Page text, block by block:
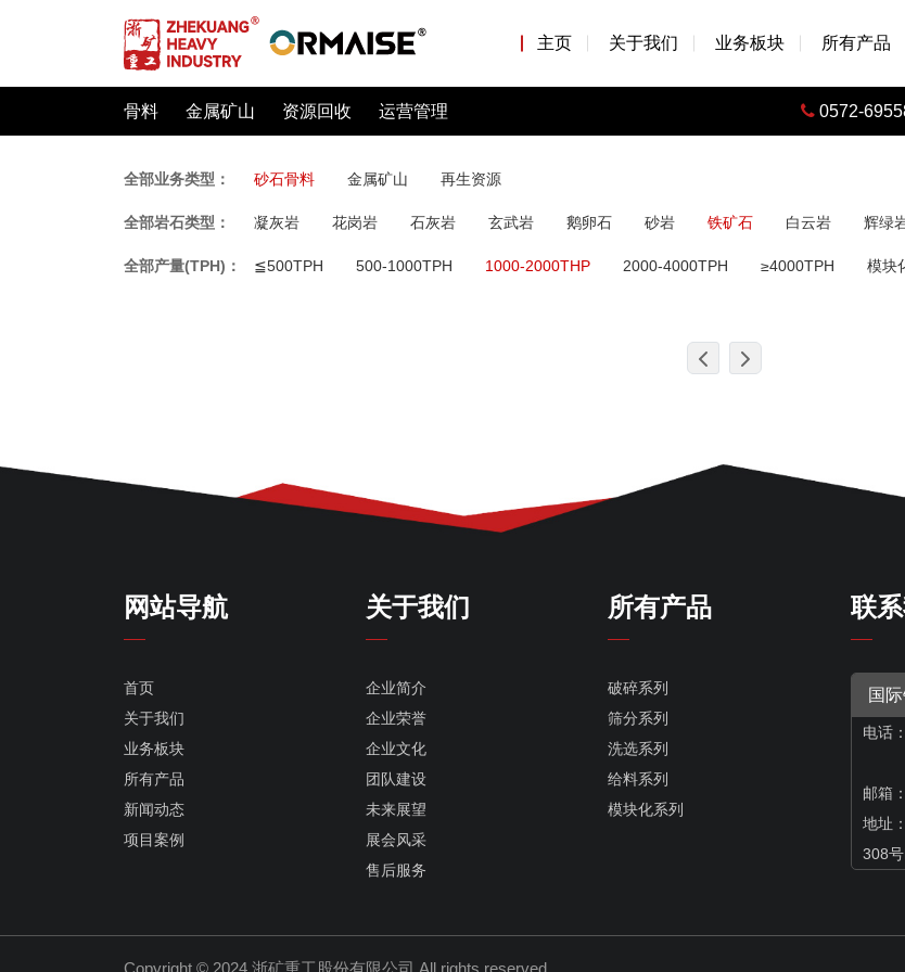
主页 关于我们 业务板块 所有产品
骨料 金属矿山 资源回收 运营管理 0572-
全部业务类型： 砂石骨料 金属矿山 再生资源
全部岩石类型： 凝灰岩 花岗岩 石灰岩 玄武岩 鹅卵石 砂岩 铁矿石 白云岩 辉绿
全部产量(TPH)： ≦500TPH 500-1000TPH 1000-2000THP 2000-4000TPH ≥4000TPH 模块
网站导航
首页
关于我们
业务板块
所有产品
新闻动态
项目案例
关于我们
企业简介
企业荣誉
企业文化
团队建设
未来展望
展会风采
售后服务
所有产品
破碎系列
筛分系列
洗选系列
给料系列
模块化系列
联
国
电话
邮箱：
地址
308
Copyright © 2024 浙矿重工股份有限公司 All rights reserved.